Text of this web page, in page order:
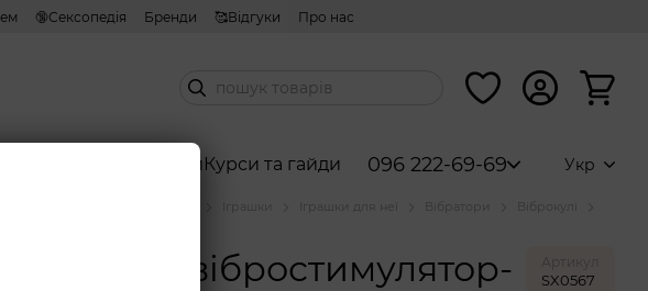
🔞Сексопедія Бренди 🥰Відгуки Про нас
Combo набориКурси та гайди 096 222-69-69 Укр
Іграшки для неї Вібратори
Віброкулі
Сірий вібростимулятор-
Артикул
SX0567